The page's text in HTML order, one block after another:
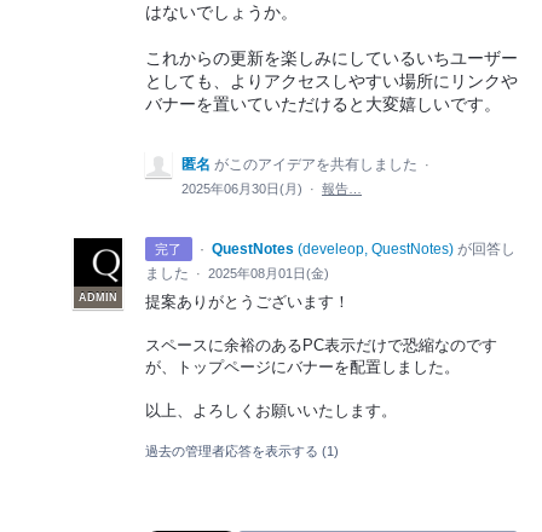
はないでしょうか。
これからの更新を楽しみにしているいちユーザー
としても、よりアクセスしやすい場所にリンクや
バナーを置いていただけると大変嬉しいです。
匿名 がこのアイデアを共有しました
·
2025年06月30日(月)
· 報告…
完了 ·
ADMIN
QuestNotes (develeop, QuestNotes)が回答し
ました
· 2025年08月01日(金)
提案ありがとうございます！
スペースに余裕のあるPC表示だけで恐縮なのです
が、トップページにバナーを配置しました。
以上、よろしくお願いいたします。
過去の管理者応答を表示する (1)